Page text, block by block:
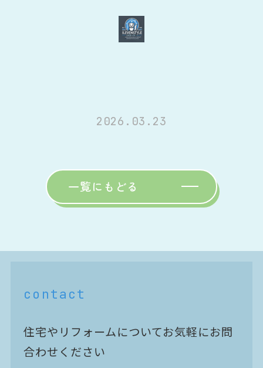
2026.03.23
一覧にもどる
contact
住宅やリフォームについてお気軽にお問
合わせください